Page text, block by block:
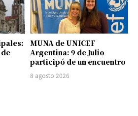
MUNA de UNICEF
Argentina: 9 de Julio
participó de un encuentro
8 agosto 2026